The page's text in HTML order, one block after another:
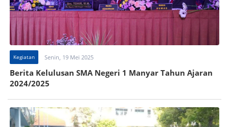
Kegiatan Senin, 19 Mei 2025
Berita Kelulusan SMA Negeri 1 Manyar Tahun Ajaran
2024/2025